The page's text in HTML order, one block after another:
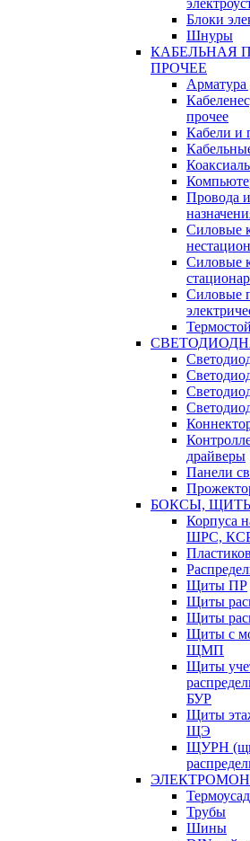
Блоки
Шнуры
КАБЕЛЬНАЯ
ПРОЧЕЕ
прочее
Кабели и
Провода
Силовые
Силовые
Силовые
драйверы
Панели
БОКСЫ,
Корпуса
ШРС,
Щиты ПР
Щиты
Щиты
Щиты с
ЩМП
Щиты
БУР
Щиты
ЩЭ
ЩУРН
Трубы
Шины